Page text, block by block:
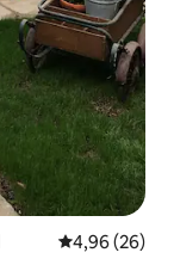
Évaluation
4,96 (26)